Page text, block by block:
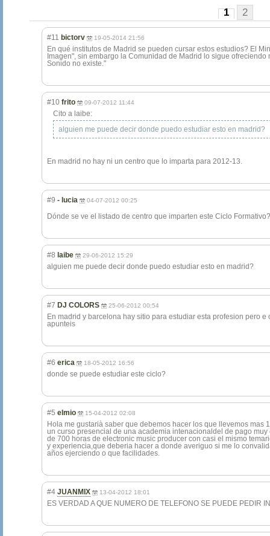
1 2
#11 bictorv 19-05-2014 21:56
En qué institutos de Madrid se pueden cursar estos estudios? El
Imagen", sin embargo la Comunidad de Madrid lo sigue
Sonido no existe."
#10 frito 09-07-2012 11:44
Cito a laibe:
alguien me puede decir donde puedo estudiar esto en madrid?
En madrid no hay ni un centro que lo imparta para 2012-13.
#9 - lucia 04-07-2012 00:25
Dónde se ve el listado de centro que imparten este Ciclo
#8 laibe 29-06-2012 15:29
alguien me puede decir donde puedo estudiar esto en madrid?
#7 DJ COLORS 25-06-2012 00:54
En madrid y barcelona hay sitio para estudiar esta profesion pero
apunteis
#6 erica 18-05-2012 16:56
donde se puede estudiar este ciclo?
#5 elmio 15-04-2012 02:08
Hola me gustarià saber que debemos hacer los que llevemos mas
un curso presencial de una academia intenacionaldel de pago
de 700 horas de electronic music producer con casi el mismo
y experiencia,que deberia hacer a donde averiguo si me lo
años ejerciendo o que facilidades.
#4 JUANMIX 13-04-2012 18:01
ES VERDAD A QUE NUMERO DE TELEFONO SE PUEDE PEDIR